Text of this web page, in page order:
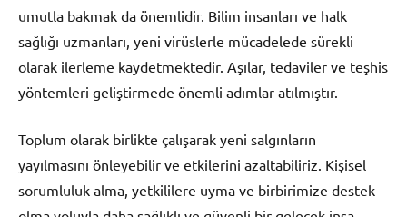
umutla bakmak da önemlidir. Bilim insanları ve halk
sağlığı uzmanları, yeni virüslerle mücadelede sürekli
olarak ilerleme kaydetmektedir. Aşılar, tedaviler ve teşhis
yöntemleri geliştirmede önemli adımlar atılmıştır.
Toplum olarak birlikte çalışarak yeni salgınların
yayılmasını önleyebilir ve etkilerini azaltabiliriz. Kişisel
sorumluluk alma, yetkililere uyma ve birbirimize destek